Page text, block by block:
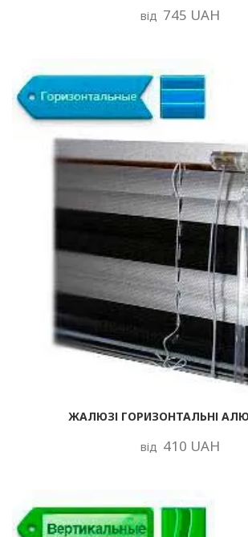
від 745 UAH
ЖАЛЮЗІ ГОРИЗОНТАЛЬНІ
від 410 UAH